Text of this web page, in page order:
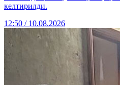
келтирилди.
12:50 / 10.08.2026